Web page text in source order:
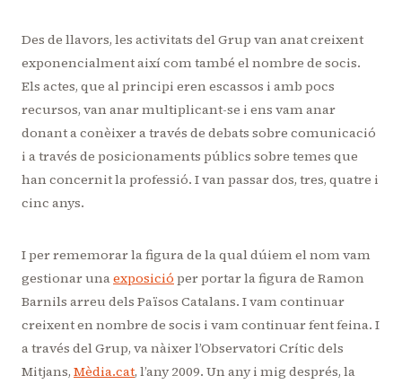
Des de llavors, les activitats del Grup van anat creixent
exponencialment així com també el nombre de socis.
Els actes, que al principi eren escassos i amb pocs
recursos, van anar multiplicant-se i ens vam anar
donant a conèixer a través de debats sobre comunicació
i a través de posicionaments públics sobre temes que
han concernit la professió. I van passar dos, tres, quatre i
cinc anys.
I per rememorar la figura de la qual dúiem el nom vam
gestionar unaexposició per portar la figura de Ramon
Barnils arreu dels Països Catalans. I vam continuar
creixent en nombre de socis i vam continuar fent feina. I
a través del Grup, va nàixer l’Observatori Crític dels
Mitjans, Mèdia.cat, l’any 2009. Un any i mig després, la